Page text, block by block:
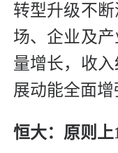
转型升级不
场、企业及
量增长，收
展动能全面增
恒大：原则